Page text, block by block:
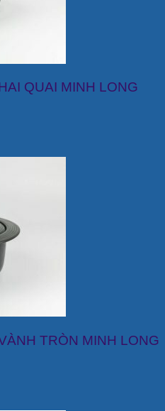
QUAI MINH LONG
TRÒN MINH LONG